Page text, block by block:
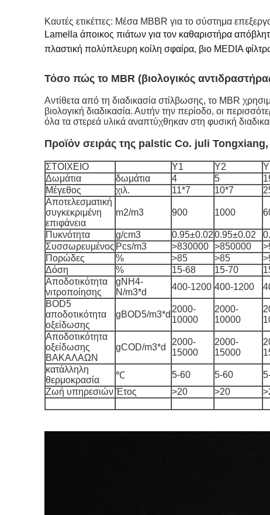
Καυτές ετικέττες: Μέσα MBBR για το σύστημα
Lamella άποικος πιάτων για τον καθαριστήρα
πλαστική πολύπλευρη κοίλη σφαίρα, βιο MEDIA
Τόσο πώς το MBR (βιολογικός
Αντίθετα από τη διαδικασία στίλβωσης, το MBR
βιολογική διαδικασία. Αυτήν την περίοδο, οι
όλα τα στερεά υλικά αναπτύχθηκαν στη φυσική
Προϊόν σειράς της palstic Co. juli
ΣΤΟΙΧΕΙΟ Y1 Y2
Δωμάτια
δωμάτια 4 5
Μέγεθος
χιλ. 11*7 10*7
Αποτελεσματική
συγκεκριμένη
επιφάνεια
m2/m3 900 1000
Πυκνότητα g/cm3 0.95±0.020.95±0.02
Συσσωρευμένος Pcs/m3 >830000 >850000
Πορώδες
% >85 >85
Δόση
% 15-68 15-70
Αποδοτικότητα
νιτροποίησης
gNH4-
N/m3*d
400-1200 400-1200
BOD5
αποδοτικότητα
οξείδωσης
gBOD5/m3*d
2000-
10000
2000-
10000
Αποδοτικότητα
οξείδωσης
ΒΑΚΑΛΑΩΝ
gCOD/m3*d
2000-
15000
2000-
15000
κατάλληλη
θερμοκρασία
℃ 5-60 5-60
Ζωή υπηρεσιών Έτος >20 >20